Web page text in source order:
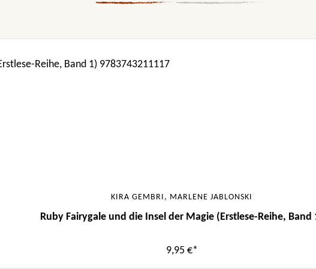
KIRA GEMBRI, MARLENE JABLONSKI
Ruby Fairygale und die Insel der Magie (Erstlese-Reihe, Band
9,95 €*